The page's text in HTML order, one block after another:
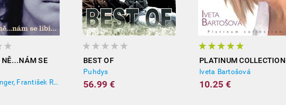
NĚ...NÁM SE
Jiří Schelinger, František Ringo Čech
BEST OF
Puhdys
56.99 €
PLATINUM COLLECTION
Iveta Bartošová
10.25 €